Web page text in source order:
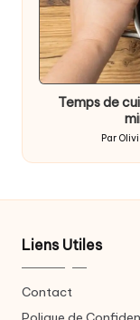
Posted
Temps de
Posted
by
Par
Liens Utiles
Contact